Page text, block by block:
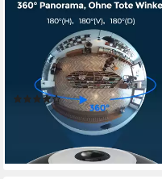
REOLINK
Überwachungskamera 6MP
360° Panorama WLAN
Fisheye-Kamera
(Innenbereich,
Wege-Audio)
(7)
144,49 € UVP159,99 €
lieferbar - in 3-4 Werktagen bei